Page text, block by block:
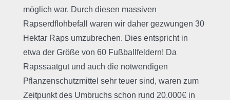
möglich war. Durch diesen massiven
Rapserdflohbefall waren wir daher gezwungen 30
Hektar Raps umzubrechen. Dies entspricht in
etwa der Größe von 60 Fußballfeldern! Da
Rapssaatgut und auch die notwendigen
Pflanzenschutzmittel sehr teuer sind, waren zum
Zeitpunkt des Umbruchs schon rund 20.000€ in